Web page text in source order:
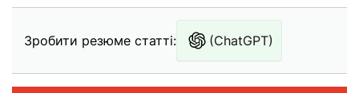
Зробити резюме статті: (ChatGPT)